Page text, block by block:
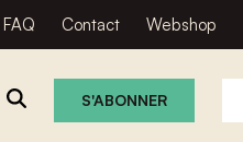
FAQ Contact Webshop
S'ABONNER